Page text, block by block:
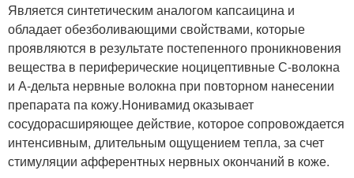
Является синтетическим аналогом капсаицина и
обладает обезболивающими свойствами, которые
проявляются в результате постепенного проникновения
вещества в периферические ноцицептивные С-волокна
и А-дельта нервные волокна при повторном нанесении
препарата па кожу.Нонивамид оказывает
сосудорасширяющее действие, которое сопровождается
интенсивным, длительным ощущением тепла, за счет
стимуляции афферентных нервных окончаний в коже.